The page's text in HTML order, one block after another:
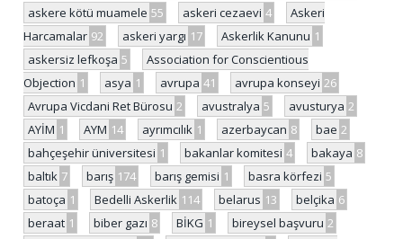
askere kötü muamele 55 askeri cezaevi 4
Askeri
Harcamalar 92 askeri yargı 17 Askerlik Kanunu 1
askersiz lefkoşa 5
Association for Conscientious
Objection 1 asya 1 avrupa 41 avrupa konseyi 26
Avrupa Vicdani Ret Bürosu 2 avustralya 5 avusturya 2
AYİM 1 AYM 14 ayrımcılık 1 azerbaycan 8 bae 2
bahçeşehir üniversitesi 1 bakanlar komitesi 4 bakaya 8
baltık 7 barış 174 barış gemisi 1 basra körfezi 5
batoça 1 Bedelli Askerlik 114 belarus 13 belçika 6
beraat 1 biber gazı 8 BİKG 1 bireysel başvuru 2